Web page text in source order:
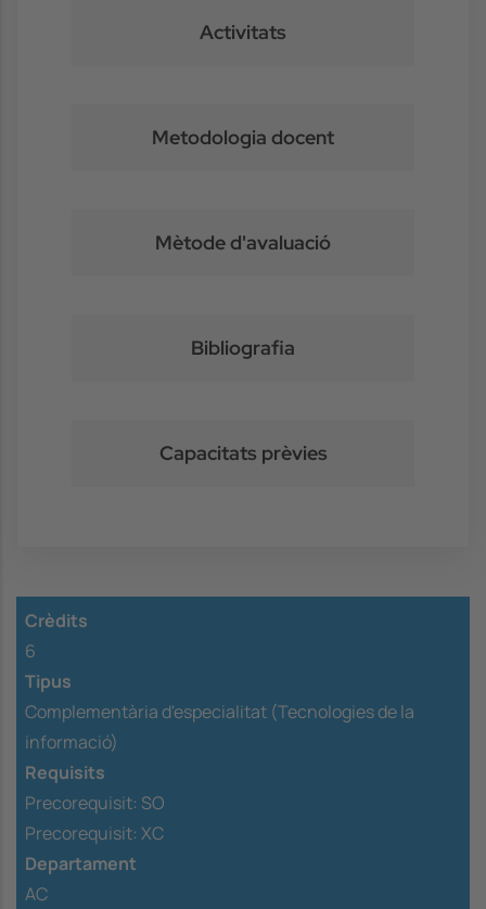
Activitats
Metodologia docent
Mètode d'avaluació
Bibliografia
Capacitats prèvies
Crèdits
6
Tipus
Complementària d'especialitat (Tecnologies de la
informació)
Requisits
Precorequisit: SO
Precorequisit: XC
Departament
AC